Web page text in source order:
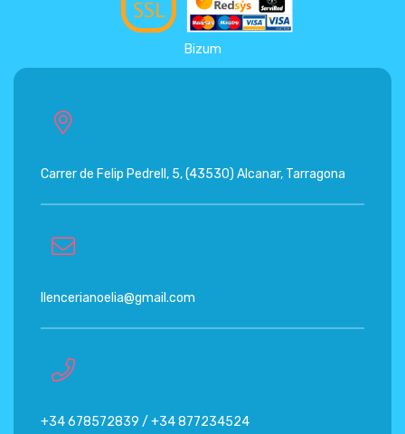
Bizum
Carrer de Felip Pedrell, 5, (43530) Alcanar, Tarragona
llencerianoelia@gmail.com
+34 678572839 / +34 877234524